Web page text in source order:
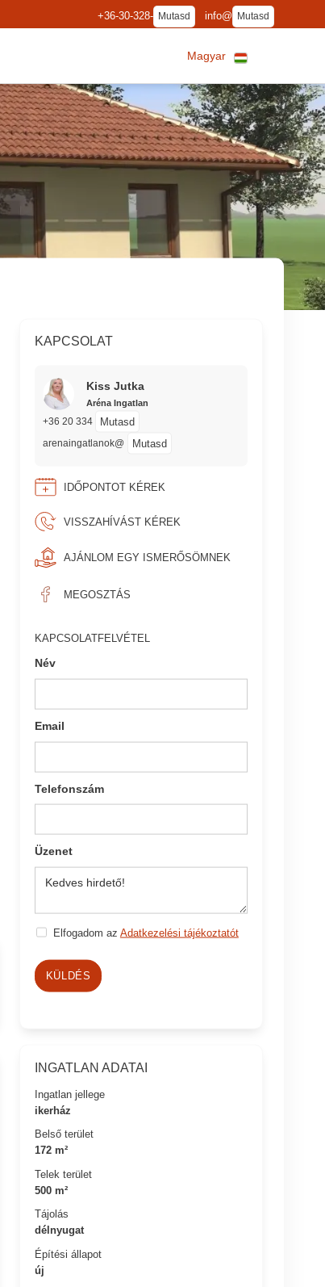
+36-30-328- Mutasd info@ Mutasd
Magyar
KAPCSOLAT
Kiss Jutka
Aréna Ingatlan
+36 20 334 Mutasd
arenaingatlanok@ Mutasd
IDŐPONTOT KÉREK
VISSZAHÍVÁST KÉREK
AJÁNLOM EGY ISMERŐSÖMNEK
MEGOSZTÁS
KAPCSOLATFELVÉTEL
Név
Email
Telefonszám
Üzenet
Elfogadom az Adatkezelési tájékoztatót
KÜLDÉS
INGATLAN ADATAI
Ingatlan jellege
ikerház
Belső terület
172 m²
Telek terület
500 m²
Tájolás
délnyugat
Építési állapot
új